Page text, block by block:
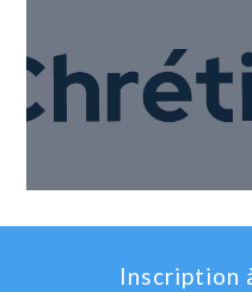
Inscription